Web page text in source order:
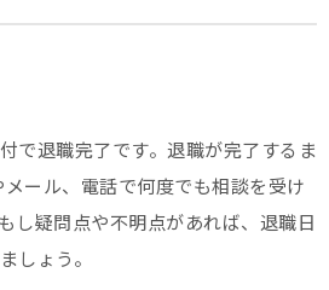
で退職完了です。退職が完了するま
ール、電話で何度でも相談を受け
し疑問点や不明点があれば、退職日
しょう。